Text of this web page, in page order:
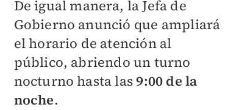
De igual manera, la Jefa de
Gobierno anunció que ampliará
el horario de atención al
público, abriendo un turno
nocturno hasta las9:00 de la
noche.